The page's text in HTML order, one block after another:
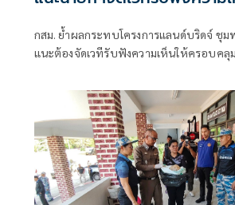
ปชช.ทุกกลุ่ม
กสม. ย้ำผลกระทบโครงการแลนด์บริดจ์ ชุม
แนะต้องจัดเวทีรับฟังความเห็นให้ครอบค
ผลกระทบ